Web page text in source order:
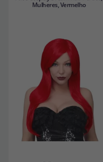
Mulheres, Vermelho